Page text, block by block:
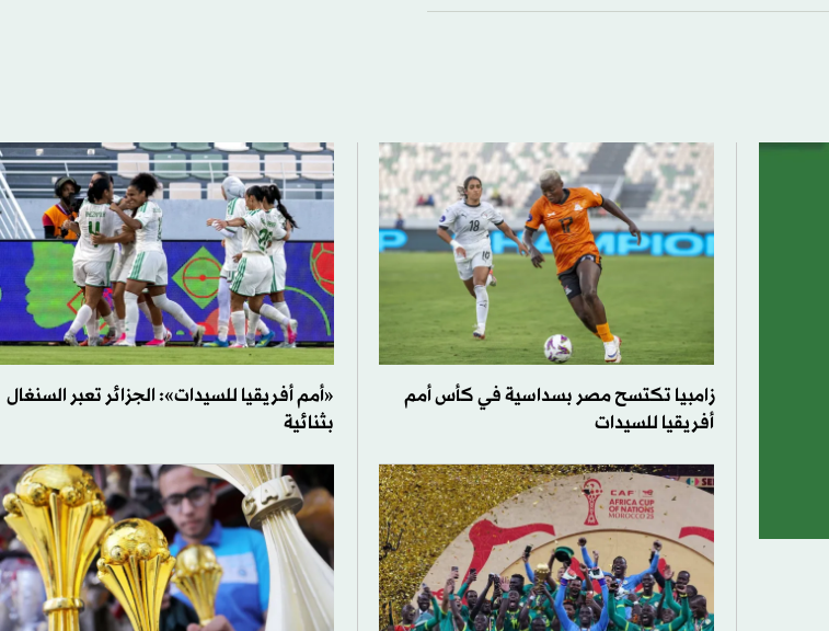
زامبيا تكتسح مصر بسداسية في كأس أمم
أفريقيا للسيدات
«أمم أفريقيا للسيدات»: الجزائر تعبر السنغال
بثنائية